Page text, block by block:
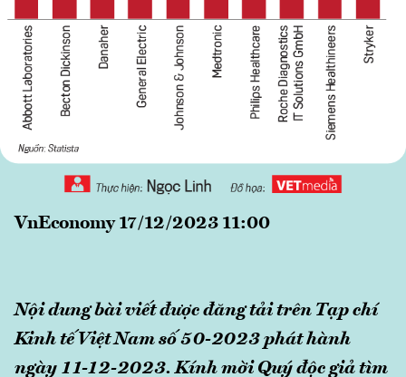
VnEconomy 17/12/2023 11:00
Nội dung bài viết được đăng tải trên Tạp chí
Kinh tế Việt Nam số 50-2023 phát hành
ngày 11-12-2023.Kính mời Quý độc giả tìm